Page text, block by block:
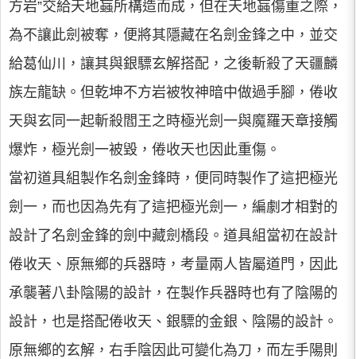
方岩”交給天地蝱所構造而成，但在天地蝱傷重之際，
為不讓此劍被奪，便將其隱藏在名劍金鋒之中，並交
給葛仙川，讓其與銀驃玄解搭配，之後斬殺了天疆麟
族左龍缺。但乾坤不方岩被牧神暗中做過手腳，倦收
天與玄同一起斬殺閻王之時極光劍一與魔羅天章接觸
爆炸，極光劍一被毀，倦收天也因此重傷。
當初道具組製作名劍金鋒時，便同時製作了這把極光
劍一，而也因為先有了這把極光劍一，編劇才相對的
設計了名劍金鋒的劍中藏劍橋段。道具組當初在設計
倦收天、原無鄉的兵器時，考量兩人皆屬道門，因此
承襲著八卦陰陽的設計，在製作兵器時也有了陰陽的
設計，也是搭配倦收天、銀驃的金銀、陰陽的設計。
原無鄉的玄解，右手陰因此可變化為刀，而左手陽則